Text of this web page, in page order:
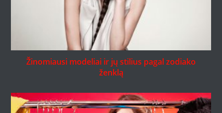
Žinomiausi modeliai ir jų stilius pagal zodiako
ženklą